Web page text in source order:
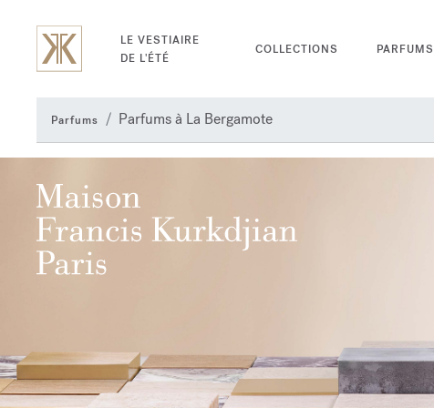
LE VESTIAIRE
DE L'ÉTÉ
COLLECTIONS PARFUMS
Parfums Parfums à La Bergamote